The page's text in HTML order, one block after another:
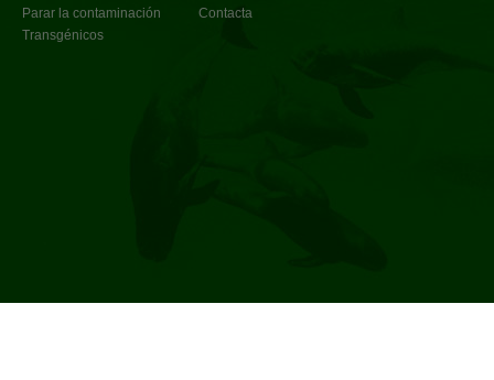
Parar la contaminación
Transgénicos
Contacta